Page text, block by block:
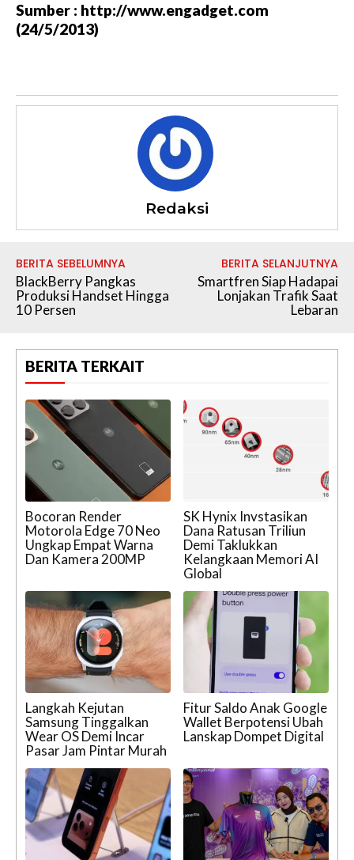
Sumber : http://www.engadget.com
(24/5/2013)
Redaksi
BERITA SEBELUMNYA
BlackBerry Pangkas
Produksi Handset Hingga
10 Persen
BERITA SELANJUTNYA
Smartfren Siap Hadapai
Lonjakan Trafik Saat
Lebaran
BERITA TERKAIT
Bocoran Render
Motorola Edge 70 Neo
Ungkap Empat Warna
Dan Kamera 200MP
SK Hynix Invstasikan
Dana Ratusan Triliun
Demi Taklukkan
Kelangkaan Memori AI
Global
Langkah Kejutan
Samsung Tinggalkan
Wear OS Demi Incar
Pasar Jam Pintar Murah
Fitur Saldo Anak Google
Wallet Berpotensi Ubah
Lanskap Dompet Digital